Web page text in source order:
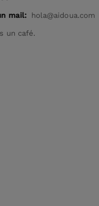
mail:
hola@aidoua.com
un café.